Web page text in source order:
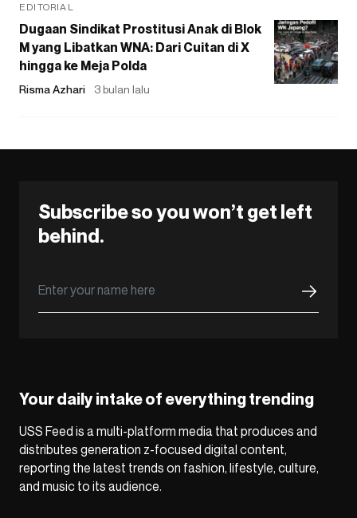
EDITORIAL
Dugaan Sindikat Prostitusi Anak di Blok
M yang Libatkan WNA: Dari Cuitan di X
hingga ke Meja Polda
Risma Azhari 3 bulan lalu
Subscribe so you won’t get left
behind.
Your daily intake of everything trending
USS Feed is a multi-platform media that produces and
distributes generation z-focused digital content,
reporting the latest trends on fashion, lifestyle, culture,
and music to its audience.